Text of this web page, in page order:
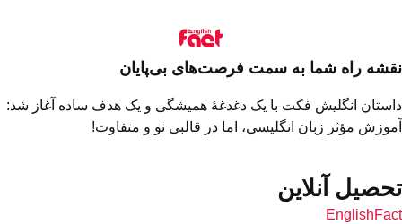
راه شما به سمت فرصت‌های بی‌پایان
انگلیش فکت با یک دغدغهٔ همیشگی و یک هدف ساده آغاز شد:
مؤثر زبان انگلیسی، اما در قالبی نو و متفاوت!
آنلاین